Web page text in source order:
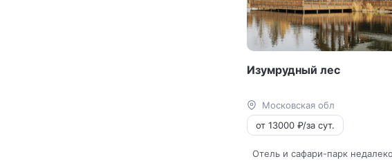
Изумрудный лес
Московская обл
от 13000 ₽/за сут.
Отель и сафари-парк